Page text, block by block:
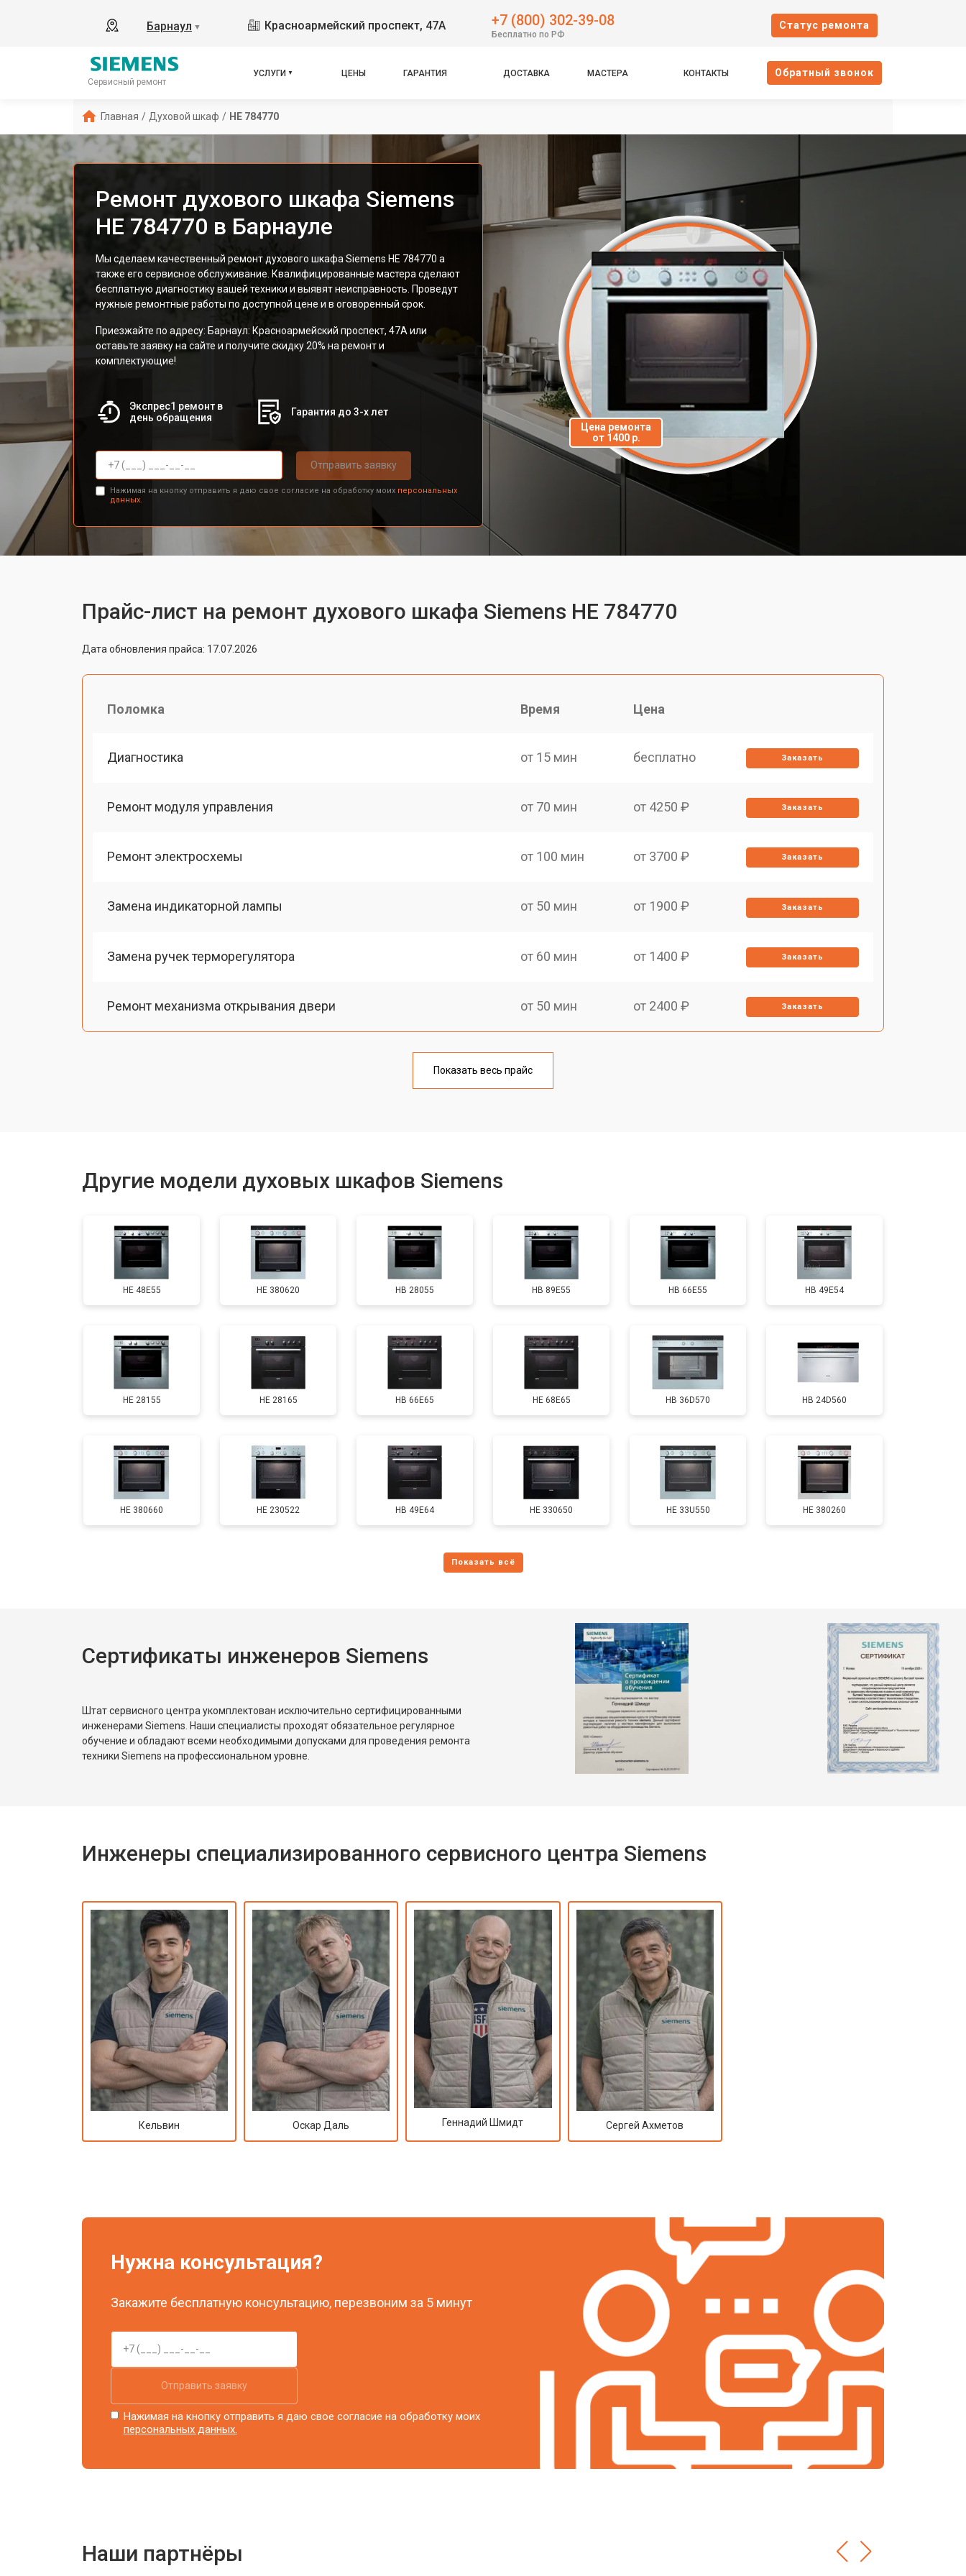
Барнаул ▼ Красноармейский проспект, 47А +7 (800) 302-39-08
Бесплатно по РФ
Cтатус ремонта
Сервисный ремонт
УСЛУГИ ЦЕНЫ ГАРАНТИЯ ДОСТАВКА МАСТЕРА КОНТАКТЫ Oбратный звонок
Главная / Духовой шкаф / HE 784770
Ремонт духового шкафа Siemens
HE 784770 в Барнауле
Мы сделаем качественный ремонт духового шкафа Siemens HE 784770 а
также его сервисное обслуживание. Квалифицированные мастера сделают
бесплатную диагностику вашей техники и выявят неисправность. Проведут
нужные ремонтные работы по доступной цене и в оговоренный срок.
Приезжайте по адресу: Барнаул: Красноармейский проспект, 47А или
оставьте заявку на сайте и получите скидку 20% на ремонт и
комплектующие!
Экспрес1 ремонт в
день обращения
Гарантия до 3-х лет
Отправить заявку
Нажимая на кнопку отправить я даю свое согласие на обработку моих персональных
данных.
Цена ремонта
от 1400 р.
Прайс-лист на ремонт духового шкафа Siemens HE 784770
Дата обновления прайса: 17.07.2026
Поломка Время Цена
Диагностика от 15 мин бесплатно Заказать
Ремонт модуля управления от 70 мин от 4250 ₽ Заказать
Ремонт электросхемы от 100 мин от 3700 ₽ Заказать
Замена индикаторной лампы от 50 мин от 1900 ₽ Заказать
Замена ручек терморегулятора от 60 мин от 1400 ₽ Заказать
Ремонт механизма открывания двери от 50 мин от 2400 ₽ Заказать
от 90 мин
Замена панели управления от 120 мин от 4500 ₽ Заказать
Показать весь прайс
Другие модели духовых шкафов Siemens
HE 48E55 HE 380620 HB 28055 HB 89E55 HB 66E55 HB 49E54
HE 28155 HE 28165 HB 66E65 HE 68E65 HB 36D570 HB 24D560
HE 380660 HE 230522 HB 49E64 HE 330650 HE 33U550 HE 380260
Сертификаты инженеров Siemens
Штат сервисного центра укомплектован исключительно сертифицированными
инженерами Siemens. Наши специалисты проходят обязательное регулярное
обучение и обладают всеми необходимыми допусками для проведения ремонта
техники Siemens на профессиональном уровне.
Инженеры специализированного сервисного центра Siemens
Кельвин Оскар Даль Геннадий Шмидт Сергей Ахметов
Нужна консультация?
Закажите бесплатную консультацию, перезвоним за 5 минут
Отправить заявку
Нажимая на кнопку отправить я даю свое согласие на обработку моих
персональных данных.
Наши партнёры